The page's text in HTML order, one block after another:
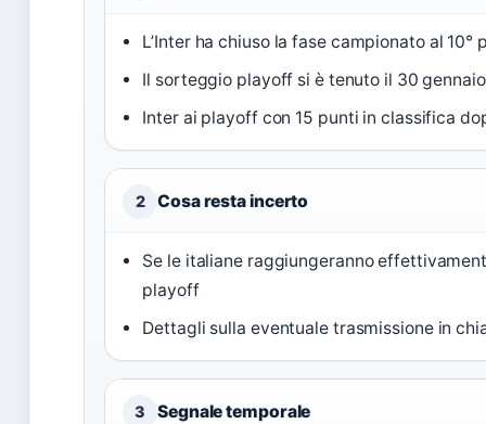
L’Inter ha chiuso la fase campionato al 10°
Il sorteggio playoff si è tenuto il 30
Inter ai playoff con 15 punti in classifica
2 Cosa resta incerto
Se le italiane raggiungeranno
playoff
Dettagli sulla eventuale trasmissione in
3 Segnale temporale